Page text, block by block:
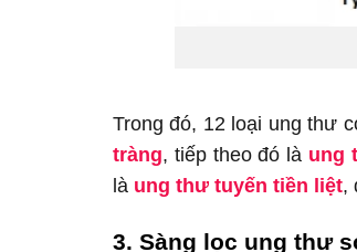
Trong đó, 12 loại ung thư
tràng, tiếp theo đó là ung
là ung thư tuyến tiền liệt,
3. Sàng lọc ung thư